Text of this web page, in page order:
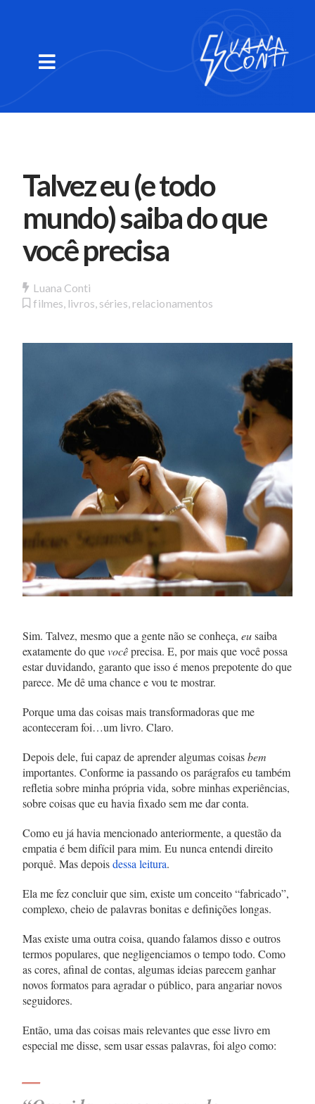
Talvez eu (e todo
mundo) saiba do que
você precisa
Luana Conti
filmes, livros, séries relacionamentos
Sim. Talvez, mesmo que a gente não se conheça,eusaiba
exatamente do quevocêprecisa. E, por mais que você possa
estar duvidando, garanto que isso é menos prepotente do que
parece. Me dê uma chance e vou te mostrar.
Porque uma das coisas mais transformadoras que me
aconteceram foi…um livro. Claro.
Depois dele, fui capaz de aprender algumas coisasbem
importantes. Conforme ia passando os parágrafos eu também
refletia sobre minha própria vida, sobre minhas experiências,
sobre coisas que eu havia fixado sem me dar conta.
Como eu já havia mencionado anteriormente, a questão da
empatia é bem difícil para mim. Eu nunca entendi direito
porquê. Mas depoisdessa leitura.
Ela me fez concluir que sim, existe um conceito “fabricado”,
complexo, cheio de palavras bonitas e definições longas.
Mas existe uma outra coisa, quando falamos disso e outros
termos populares, que negligenciamos o tempo todo. Como
as cores, afinal de contas, algumas ideias parecem ganhar
novos formatos para agradar o público, para angariar novos
seguidores.
Então, uma das coisas mais relevantes que esse livro em
especial me disse, sem usar essas palavras, foi algo como:
—